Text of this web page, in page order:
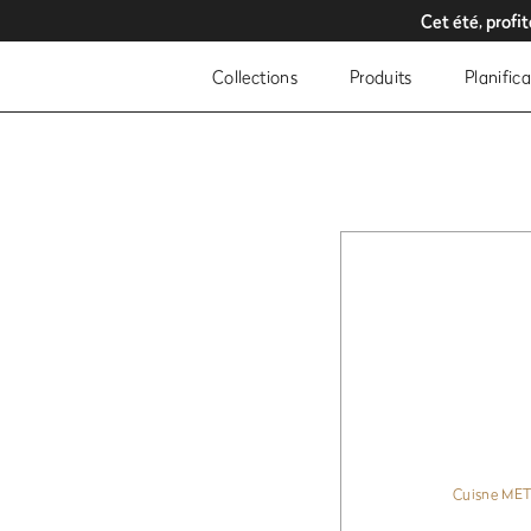
Cet été,
Cet été,
Collections Produits
Cuisne